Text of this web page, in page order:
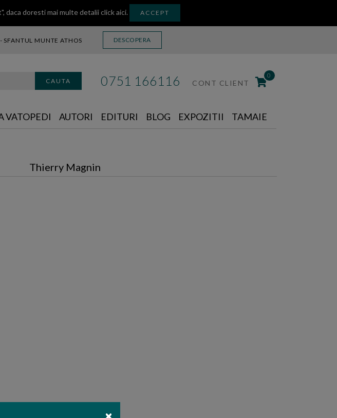
daca doresti mai multe detaliiclick aici. ACCEPT
MUNTE ATHOS DESCOPERA
CAUTA 0751 166116 CONT CLIENT
0
VATOPEDI AUTORI EDITURI BLOG EXPOZITII TAMAIE
Thierry Magnin